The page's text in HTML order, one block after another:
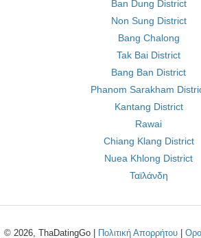
Ban Dung District
Non Sung District
Bang Chalong
Tak Bai District
Bang Ban District
Phanom Sarakham
Kantang District
Rawai
Chiang Klang District
Nuea Khlong District
Ταϊλάνδη
© 2026, ThaDatingGo | Πολιτική Απορρήτου